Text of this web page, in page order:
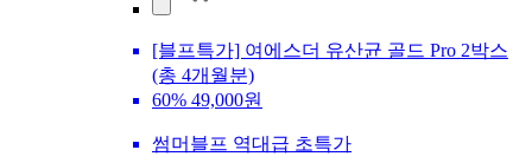
[블프특가] 여에스더 유산균 골드 Pro 2박스
(총 4개월분)
60% 49,000원
썸머블프 역대급 초특가